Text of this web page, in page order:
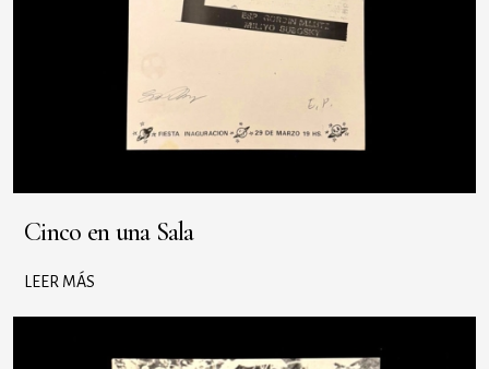
Cinco en una Sala
LEER MÁS